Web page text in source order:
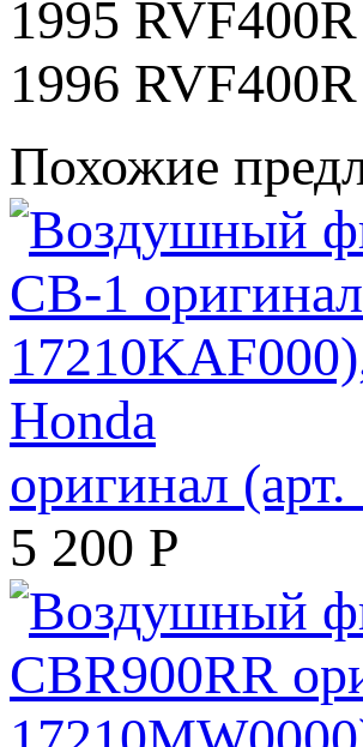
1995 RVF400R
1996 RVF400R
Похожие
оригинал
5 200 Р